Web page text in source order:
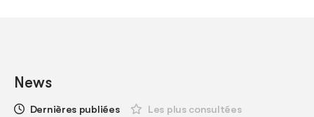
News
Dernières publiées Les plus consultées